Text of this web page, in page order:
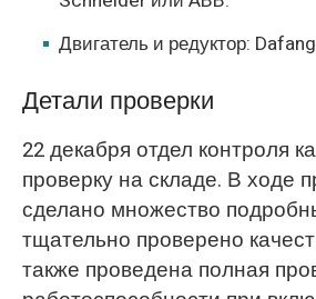
Двигатель и редуктор: Dafang
Детали проверки
22 декабря отдел контроля
проверку на складе. В ходе
сделано множество
тщательно проверено
также проведена полная